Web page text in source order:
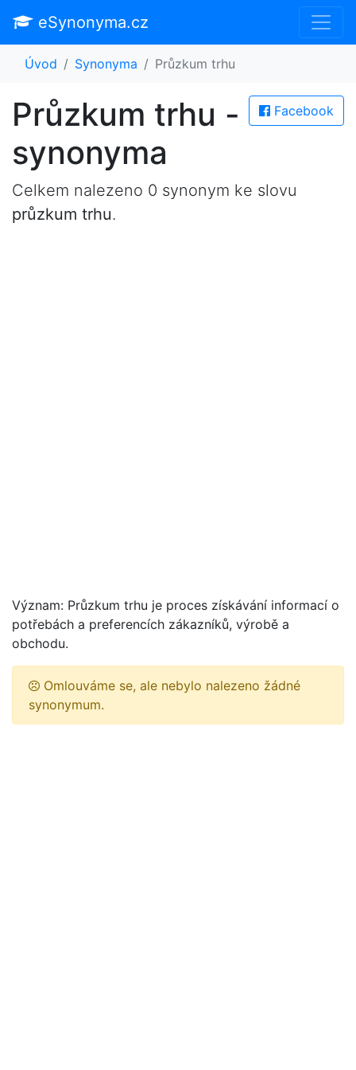
eSynonyma.cz
Úvod Synonyma Průzkum trhu
Facebook
Průzkum trhu -
synonyma
Celkem nalezeno 0 synonym ke slovu
průzkum trhu.
Význam: Průzkum trhu je proces získávání informací o
potřebách a preferencích zákazníků, výrobě a
obchodu.
Omlouváme se, ale nebylo nalezeno žádné
synonymum.